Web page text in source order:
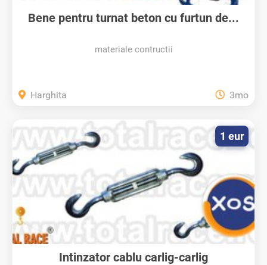
Bene pentru turnat beton cu furtun de...
materiale contructii
Harghita 3mo
Intinzator cablu carlig-carlig
1 eur